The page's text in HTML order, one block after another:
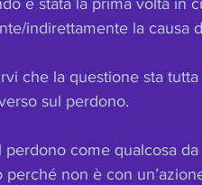
è stata la prima volta in
indirettamente la causa
che la questione sta
sul perdono.
come qualcosa da
perché non è con